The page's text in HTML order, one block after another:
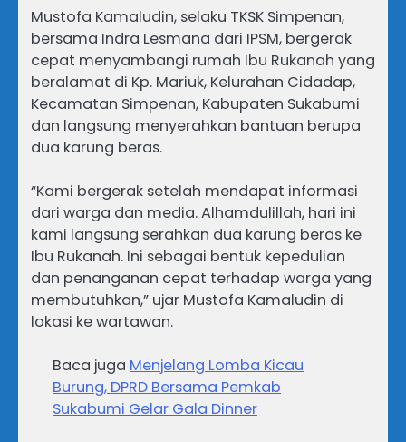
Mustofa Kamaludin, selaku TKSK Simpenan,
bersama Indra Lesmana dari IPSM, bergerak
cepat menyambangi rumah Ibu Rukanah yang
beralamat di Kp. Mariuk, Kelurahan Cidadap,
Kecamatan Simpenan, Kabupaten Sukabumi
dan langsung menyerahkan bantuan berupa
dua karung beras.
“Kami bergerak setelah mendapat informasi
dari warga dan media. Alhamdulillah, hari ini
kami langsung serahkan dua karung beras ke
Ibu Rukanah. Ini sebagai bentuk kepedulian
dan penanganan cepat terhadap warga yang
membutuhkan,” ujar Mustofa Kamaludin di
lokasi ke wartawan.
Baca juga Menjelang Lomba Kicau
Burung, DPRD Bersama Pemkab
Sukabumi Gelar Gala Dinner